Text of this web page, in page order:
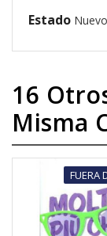
Estado Nuevo
16
Misma
FUERA